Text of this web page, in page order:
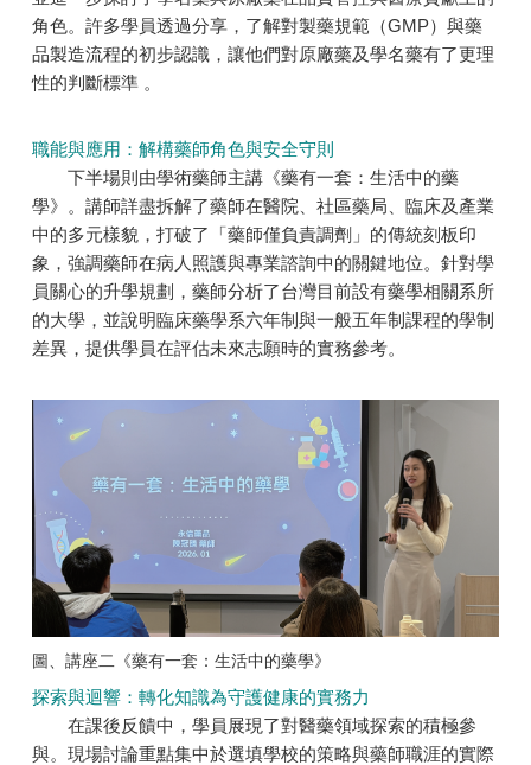
角色。許多學員透過分享，了解對製藥規範（GMP）與藥
品製造流程的初步認識，讓他們對原廠藥及學名藥有了更理
性的判斷標準 。
職能與應用：解構藥師角色與安全守則
下半場則由學術藥師主講《藥有一套：生活中的藥
學》。講師詳盡拆解了藥師在醫院、社區藥局、臨床及產業
中的多元樣貌，打破了「藥師僅負責調劑」的傳統刻板印
象，強調藥師在病人照護與專業諮詢中的關鍵地位。針對學
員關心的升學規劃，藥師分析了台灣目前設有藥學相關系所
的大學，並說明臨床藥學系六年制與一般五年制課程的學制
差異，提供學員在評估未來志願時的實務參考。
圖、講座二《藥有一套：生活中的藥學》
探索與迴響：轉化知識為守護健康的實務力
在課後反饋中，學員展現了對醫藥領域探索的積極參
與。現場討論重點集中於選填學校的策略與藥師職涯的實際